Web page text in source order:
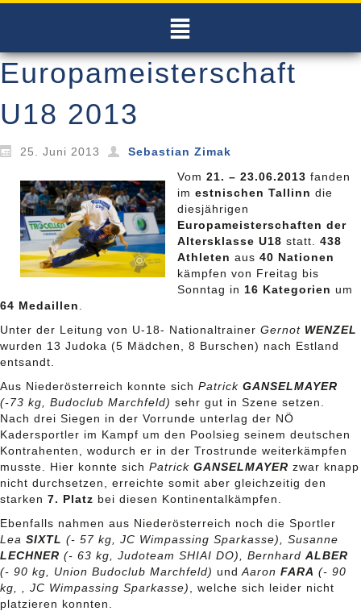
Europameisterschaft
U18 2013
25. Juni 2013
Sebastian Zimak
Vom 21. – 23.06.2013 fanden
im estnischen Tallinn die
diesjährigen
Europameisterschaften der
Altersklasse U18 statt. 438
Athleten aus 40 Nationen
kämpfen von Freitag bis
Sonntag in 16 Kategorien um
64 Medaillen
Unter der Leitung von U-18- Nationaltrainer Gernot WENZEL
wurden 13 Judoka (5 Mädchen, 8 Burschen) nach Estland
entsandt.
Aus Niederösterreich konnte sich Patrick GANSELMAYER
(-73 kg, Budoclub Marchfeld) sehr gut in Szene setzen.
Nach drei Siegen in der Vorrunde unterlag der NÖ
Kadersportler im Kampf um den Poolsieg seinem deutschen
Kontrahenten, wodurch er in der Trostrunde weiterkämpfen
musste. Hier konnte sich Patrick GANSELMAYER zwar knapp
nicht durchsetzen, erreichte somit aber gleichzeitig den
starken 7. Platz bei diesen Kontinentalkämpfen.
Ebenfalls nahmen aus Niederösterreich noch die Sportler
Lea SIXTL (- 57 kg, JC Wimpassing Sparkasse), Susanne
LECHNER (- 63 kg, Judoteam SHIAI DO), Bernhard ALBER
(- 90 kg, Union Budoclub Marchfeld) und Aaron FARA (- 90
kg, , JC Wimpassing Sparkasse)
, welche sich leider nicht
platzieren konnten.